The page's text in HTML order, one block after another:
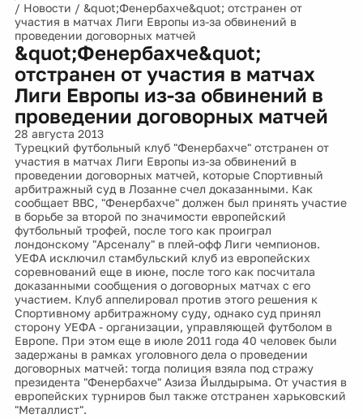
/ Новости / &quot;Фенербахче&quot; отстранен от
участия в матчах Лиги Европы из-за обвинений в
проведении договорных матчей
&quot;Фенербахче&quot;
отстранен от участия в матчах
Лиги Европы из-за обвинений в
проведении договорных матчей
28 августа 2013
Турецкий футбольный клуб "Фенербахче" отстранен от
участия в матчах Лиги Европы из-за обвинений в
проведении договорных матчей, которые Спортивный
арбитражный суд в Лозанне счел доказанными. Как
сообщает ВВС, "Фенербахче" должен был принять участие
в борьбе за второй по значимости европейский
футбольный трофей, после того как проиграл
лондонскому "Арсеналу" в плей-офф Лиги чемпионов.
УЕФА исключил стамбульский клуб из европейских
соревнований еще в июне, после того как посчитала
доказанными сообщения о договорных матчах с его
участием. Клуб аппелировал против этого решения к
Спортивному арбитражному суду, однако суд принял
сторону УЕФА - организации, управляющей футболом в
Европе. При этом еще в июле 2011 года 40 человек были
задержаны в рамках уголовного дела о проведении
договорных матчей: тогда полиция взяла под стражу
президента "Фенербахче" Азиза Йылдырыма. От участия в
европейских турниров был также отстранен харьковский
"Металлист".